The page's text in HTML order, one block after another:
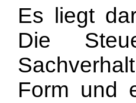
Es liegt
Die
Form und